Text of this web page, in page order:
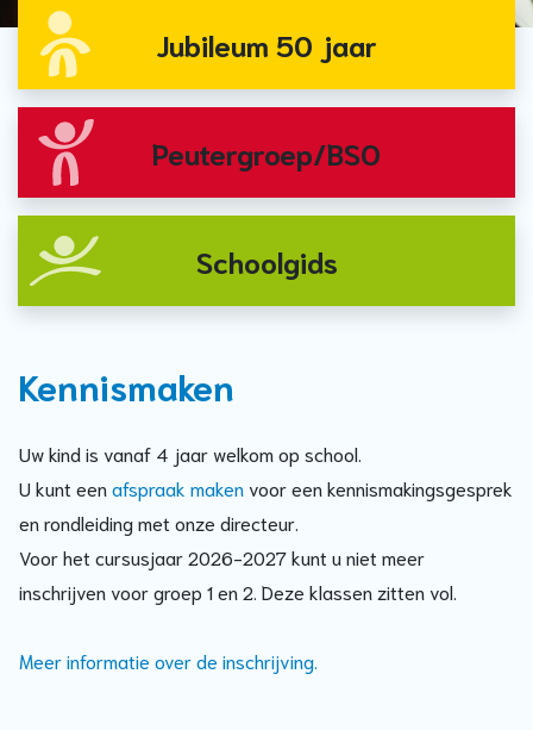
Jubileum 50 jaar
Peutergroep/BSO
Schoolgids
Kennismaken
Uw kind is vanaf 4 jaar welkom op school.
U kunt eenafspraak maken voor een kennismakingsgesprek
en rondleiding met onze directeur.
Voor het cursusjaar 2026-2027 kunt u niet meer
inschrijven voor groep 1 en 2. Deze klassen zitten vol.
Meer informatie over de inschrijving.